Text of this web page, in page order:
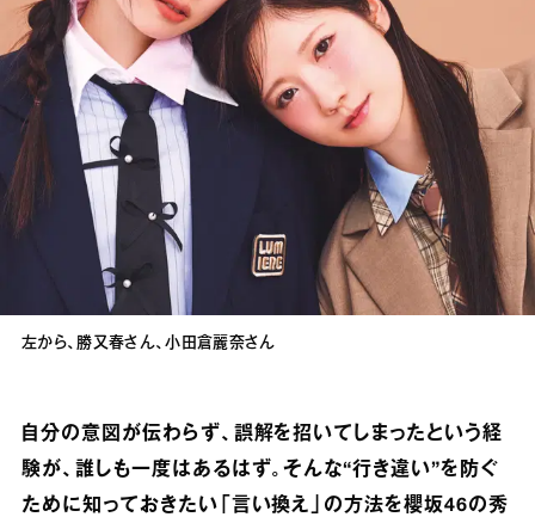
左から、勝又春さん、小田倉麗奈さん
自分の意図が伝わらず、誤解を招いてしまったという経
験が、誰しも一度はあるはず。そんな“行き違い”を防ぐ
ために知っておきたい「言い換え」の方法を櫻坂46の秀